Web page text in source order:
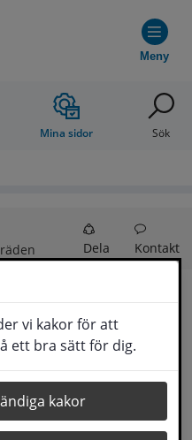
vi kakor för att
ett bra sätt för dig.
kakor
Meny
Mina sidor Sök
Dela Kontakt
och